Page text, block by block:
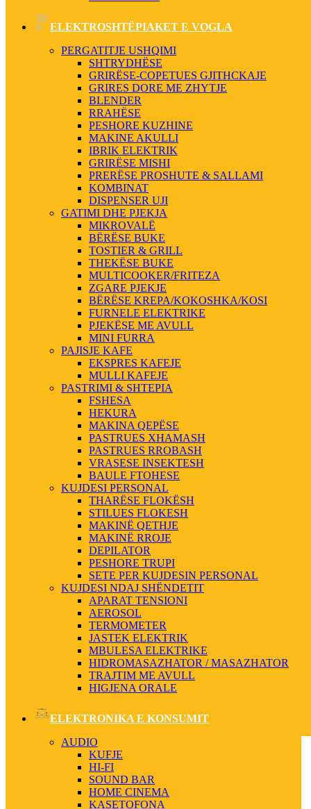
ELEKTROSHTËPIAKET E VOGLA
PERGATITJE USHQIMI
SHTRYDHËSE
GRIRËSE-COPETUES GJITHCKAJE
GRIRES DORE ME ZHYTJE
BLENDER
RRAHËSE
PESHORE KUZHINE
MAKINE AKULLI
IBRIK ELEKTRIK
GRIRËSE MISHI
PRERËSE PROSHUTE & SALLAMI
KOMBINAT
DISPENSER UJI
GATIMI DHE PJEKJA
MIKROVALË
BËRËSE BUKE
TOSTIER & GRILL
THEKËSE BUKE
MULTICOOKER/FRITEZA
ZGARE PJEKJE
BËRËSE KREPA/KOKOSHKA/KOSI
FURNELE ELEKTRIKE
PJEKËSE ME AVULL
MINI FURRA
PAJISJE KAFE
EKSPRES KAFEJE
MULLI KAFEJE
PASTRIMI & SHTEPIA
FSHESA
HEKURA
MAKINA QEPËSE
PASTRUES XHAMASH
PASTRUES RROBASH
VRASESE INSEKTESH
BAULE FTOHESE
KUJDESI PERSONAL
THARËSE FLOKËSH
STILUES FLOKESH
MAKINË QETHJE
MAKINË RROJE
DEPILATOR
PESHORE TRUPI
SETE PER KUJDESIN PERSONAL
KUJDESI NDAJ SHËNDETIT
APARAT TENSIONI
AEROSOL
TERMOMETER
JASTEK ELEKTRIK
MBULESA ELEKTRIKE
HIDROMASAZHATOR / MASAZHATOR
TRAJTIM ME AVULL
HIGJENA ORALE
ELEKTRONIKA E KONSUMIT
AUDIO
KUFJE
HI-FI
SOUND BAR
HOME CINEMA
KASETOFONA